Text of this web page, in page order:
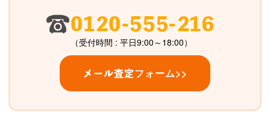
0120-555-216
（受付時間 : 平日9:00～18:00）
メール査定フォーム>>